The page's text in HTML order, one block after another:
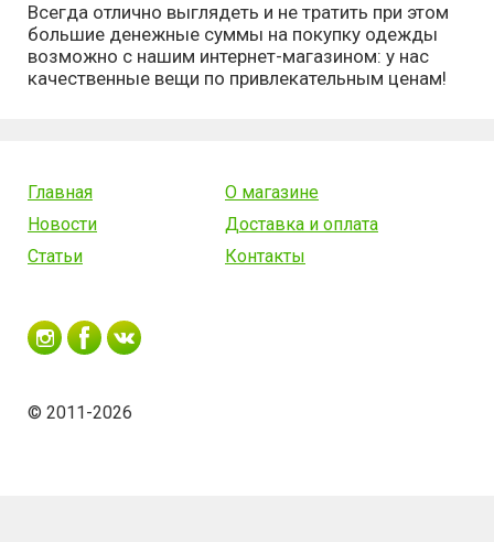
Всегда отлично выглядеть и не тратить при этом
большие денежные суммы на покупку одежды
возможно с нашим интернет-магазином: у нас
качественные вещи по привлекательным ценам!
Главная
О магазине
Новости
Доставка и оплата
Статьи
Контакты
© 2011-2026